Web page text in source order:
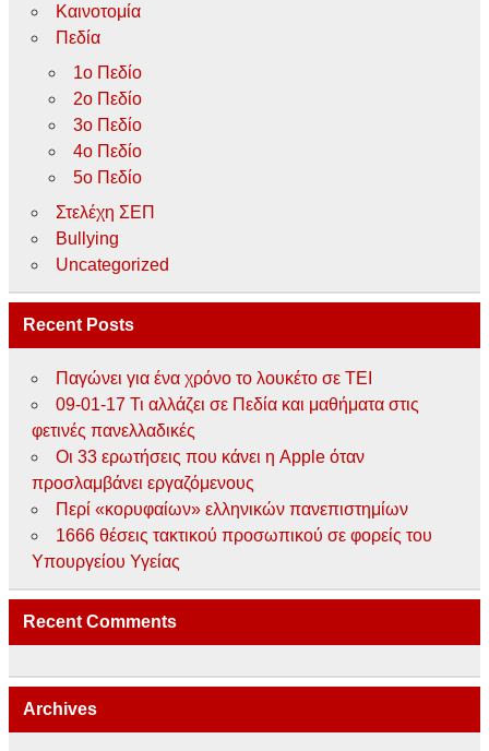
Καινοτομία
Πεδία
1ο Πεδίο
2ο Πεδίο
3ο Πεδίο
4ο Πεδίο
5ο Πεδίο
Στελέχη ΣΕΠ
Bullying
Uncategorized
Recent Posts
Παγώνει για ένα χρόνο το λουκέτο σε ΤΕΙ
09-01-17 Τι αλλάζει σε Πεδία και μαθήματα στις
φετινές πανελλαδικές
Οι 33 ερωτήσεις που κάνει η Apple όταν
προσλαμβάνει εργαζόμενους
Περί «κορυφαίων» ελληνικών πανεπιστημίων
1666 θέσεις τακτικού προσωπικού σε φορείς του
Υπουργείου Υγείας
Recent Comments
Archives